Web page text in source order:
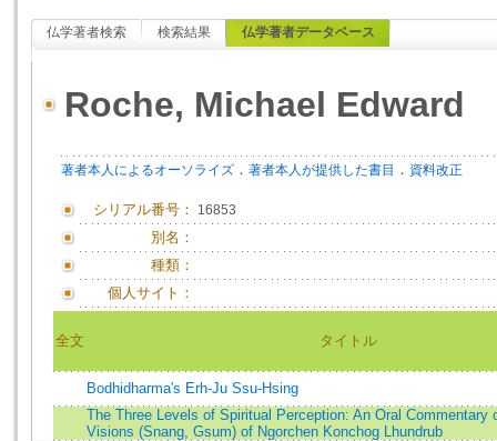
仏学著者検索 検索結果 仏学著者データベース
Roche, Michael Edward
著者本人によるオーソライズ ． 著者本人が提供した書目 ． 資料改正
シリアル番号： 16853
別名：
種類：
個人サイト：
全文 タイトル
Bodhidharma's Erh-Ju Ssu-Hsing
The Three Levels of Spiritual Perception: An Oral Commentary
Visions (Snang, Gsum) of Ngorchen Konchog Lhundrub